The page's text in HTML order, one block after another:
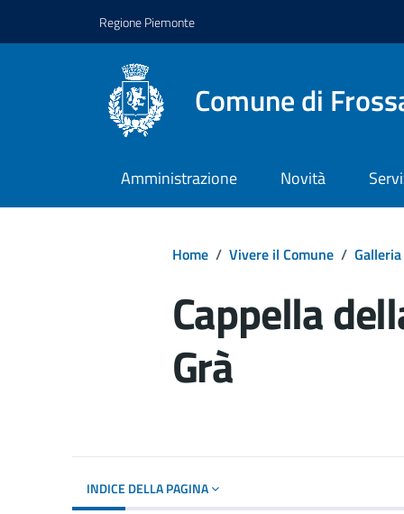
Regione Piemonte
Comune di
Amministrazione Novità
Home / Vivere il Comune /
Cappella
Grà
INDICE DELLA PAGINA